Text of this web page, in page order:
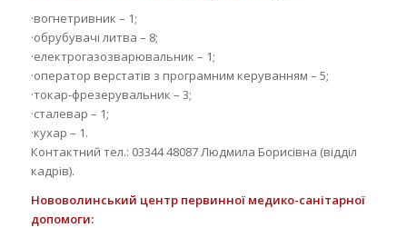
·вогнетривник – 1;
·обрубувачі литва – 8;
·електрогазозварювальник – 1;
·оператор верстатів з програмним керуванням – 5;
·токар-фрезерувальник – 3;
·сталевар – 1;
·кухар – 1.
Контактний тел.: 03344 48087 Людмила Борисівна (відділ
кадрів).
Нововолинський центр первинної медико-санітарної
допомоги: